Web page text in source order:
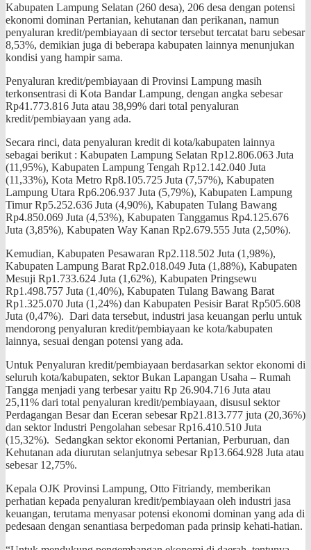
Kabupaten Lampung Selatan (260 desa), 206 desa dengan potensi
ekonomi dominan Pertanian, kehutanan dan perikanan, namun
penyaluran kredit/pembiayaan di sector tersebut tercatat baru sebesar
8,53%, demikian juga di beberapa kabupaten lainnya menunjukan
kondisi yang hampir sama.
Penyaluran kredit/pembiayaan di Provinsi Lampung masih
terkonsentrasi di Kota Bandar Lampung, dengan angka sebesar
Rp41.773.816 Juta atau 38,99% dari total penyaluran
kredit/pembiayaan yang ada.
Secara rinci, data penyaluran kredit di kota/kabupaten lainnya
sebagai berikut : Kabupaten Lampung Selatan Rp12.806.063 Juta
(11,95%), Kabupaten Lampung Tengah Rp12.142.040 Juta
(11,33%), Kota Metro Rp8.105.725 Juta (7,57%), Kabupaten
Lampung Utara Rp6.206.937 Juta (5,79%), Kabupaten Lampung
Timur Rp5.252.636 Juta (4,90%), Kabupaten Tulang Bawang
Rp4.850.069 Juta (4,53%), Kabupaten Tanggamus Rp4.125.676
Juta (3,85%), Kabupaten Way Kanan Rp2.679.555 Juta (2,50%).
Kemudian, Kabupaten Pesawaran Rp2.118.502 Juta (1,98%),
Kabupaten Lampung Barat Rp2.018.049 Juta (1,88%), Kabupaten
Mesuji Rp1.733.624 Juta (1,62%), Kabupaten Pringsewu
Rp1.498.757 Juta (1,40%), Kabupaten Tulang Bawang Barat
Rp1.325.070 Juta (1,24%) dan Kabupaten Pesisir Barat Rp505.608
Juta (0,47%). Dari data tersebut, industri jasa keuangan perlu untuk
mendorong penyaluran kredit/pembiayaan ke kota/kabupaten
lainnya, sesuai dengan potensi yang ada.
Untuk Penyaluran kredit/pembiayaan berdasarkan sektor ekonomi di
seluruh kota/kabupaten, sektor Bukan Lapangan Usaha – Rumah
Tangga menjadi yang terbesar yaitu Rp 26.904.716 Juta atau
25,11% dari total penyaluran kredit/pembiayaan, disusul sektor
Perdagangan Besar dan Eceran sebesar Rp21.813.777 juta (20,36%)
dan sektor Industri Pengolahan sebesar Rp16.410.510 Juta
(15,32%). Sedangkan sektor ekonomi Pertanian, Perburuan, dan
Kehutanan ada diurutan selanjutnya sebesar Rp13.664.928 Juta atau
sebesar 12,75%.
Kepala OJK Provinsi Lampung, Otto Fitriandy, memberikan
perhatian kepada penyaluran kredit/pembiayaan oleh industri jasa
keuangan, terutama menyasar potensi ekonomi dominan yang ada di
pedesaan dengan senantiasa berpedoman pada prinsip kehati-hatian.